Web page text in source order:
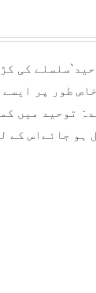
کی
طور پر
توحید میں
ہو جائےاس کے